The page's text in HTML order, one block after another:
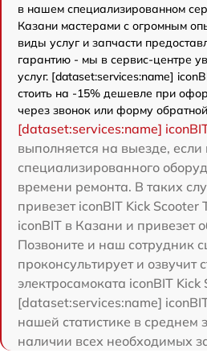
в нашем специализированном
Казани мастерами с огромным
виды услуг и запчасти
гарантию - мы в сервис-центре
услуг. [dataset:services:name]
стоить на -15% дешевле при
через звонок или форму
[dataset:services:name]
выполняется на выезде, если
специализированного
времени ремонта. В таких
привезет iconBIT Kick Scooter
iconBIT в Казани и привезет
Позвоните и наш сотрудник
проконсультирует и озвучит
электросамоката iconBIT Kick
[dataset:services:name]
нашей статистике в среднем
наличии всех необходимых